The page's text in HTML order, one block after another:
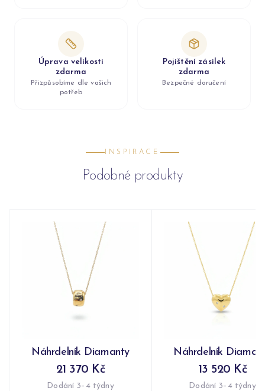
Úprava velikosti
zdarma
Přizpůsobíme dle vašich
potřeb
Pojištění zásilek
zdarma
Bezpečné doručení
INSPIRACE
Podobné produkty
Náhrdelník Diamanty
21 370 Kč
Dodání 3–4 týdny
Náhrdelník
13 520 Kč
Dodání 3–4 týdny